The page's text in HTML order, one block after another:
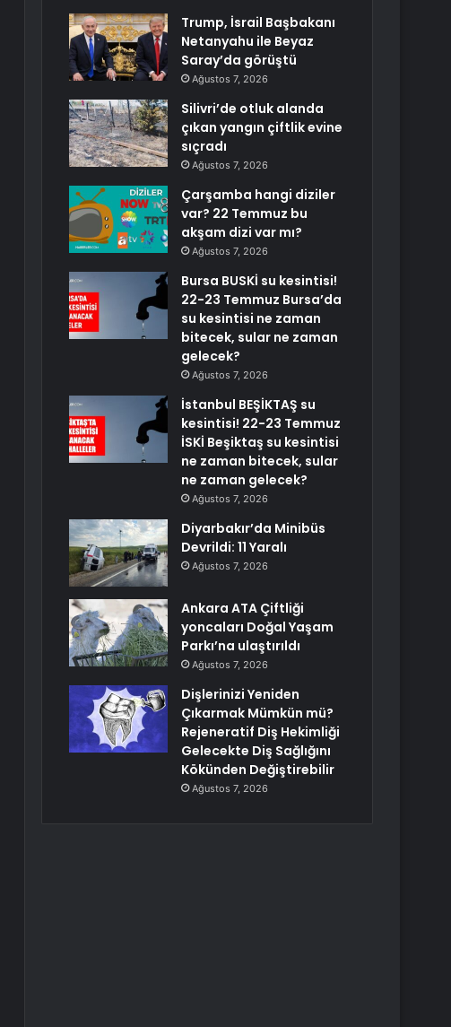
Trump, İsrail Başbakanı
Netanyahu ile Beyaz
Saray’da görüştü
Ağustos 7, 2026
Silivri’de otluk alanda
çıkan yangın çiftlik evine
sıçradı
Ağustos 7, 2026
Çarşamba hangi diziler
var? 22 Temmuz bu
akşam dizi var mı?
Ağustos 7, 2026
Bursa BUSKİ su kesintisi!
22-23 Temmuz Bursa’da
su kesintisi ne zaman
bitecek, sular ne zaman
gelecek?
Ağustos 7, 2026
İstanbul BEŞİKTAŞ su
kesintisi! 22-23 Temmuz
İSKİ Beşiktaş su kesintisi
ne zaman bitecek, sular
ne zaman gelecek?
Ağustos 7, 2026
Diyarbakır’da Minibüs
Devrildi: 11 Yaralı
Ağustos 7, 2026
Ankara ATA Çiftliği
yoncaları Doğal Yaşam
Parkı’na ulaştırıldı
Ağustos 7, 2026
Dişlerinizi Yeniden
Çıkarmak Mümkün mü?
Rejeneratif Diş Hekimliği
Gelecekte Diş Sağlığını
Kökünden Değiştirebilir
Ağustos 7, 2026